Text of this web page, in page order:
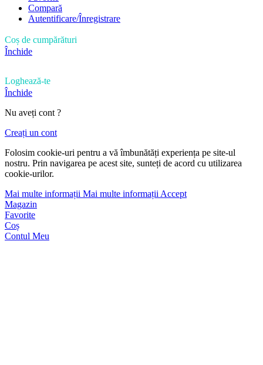
Compară
Autentificare/Înregistrare
Coș de cumpărături
Închide
Loghează-te
Închide
Nu aveți cont ?
Creați un cont
Folosim cookie-uri pentru a vă îmbunătăți experiența pe site-ul
nostru. Prin navigarea pe acest site, sunteți de acord cu utilizarea
cookie-urilor.
Mai multe informații Mai multe informațiiAccept
Magazin
Favorite
Coș
Contul Meu